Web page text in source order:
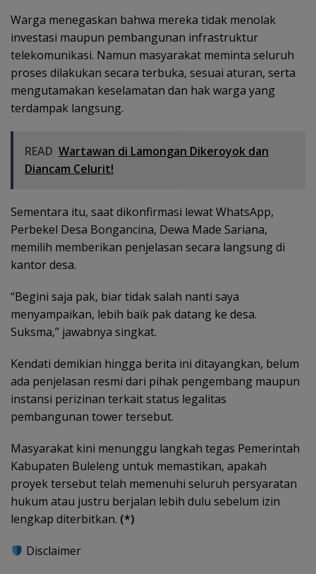
Warga menegaskan bahwa mereka tidak menolak
investasi maupun pembangunan infrastruktur
telekomunikasi. Namun masyarakat meminta seluruh
proses dilakukan secara terbuka, sesuai aturan, serta
mengutamakan keselamatan dan hak warga yang
terdampak langsung.
READ Wartawan di Lamongan Dikeroyok dan
Diancam Celurit!
Sementara itu, saat dikonfirmasi lewat WhatsApp,
Perbekel Desa Bongancina, Dewa Made Sariana,
memilih memberikan penjelasan secara langsung di
kantor desa.
“Begini saja pak, biar tidak salah nanti saya
menyampaikan, lebih baik pak datang ke desa.
Suksma,” jawabnya singkat.
Kendati demikian hingga berita ini ditayangkan, belum
ada penjelasan resmi dari pihak pengembang maupun
instansi perizinan terkait status legalitas
pembangunan tower tersebut.
Masyarakat kini menunggu langkah tegas Pemerintah
Kabupaten Buleleng untuk memastikan, apakah
proyek tersebut telah memenuhi seluruh persyaratan
hukum atau justru berjalan lebih dulu sebelum izin
lengkap diterbitkan. (*)
Disclaimer